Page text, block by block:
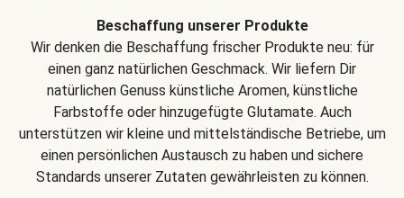
Beschaffung unserer Produkte
Wir denken die Beschaffung frischer Produkte neu: für
einen ganz natürlichen Geschmack. Wir liefern Dir
natürlichen Genuss künstliche Aromen, künstliche
Farbstoffe oder hinzugefügte Glutamate. Auch
unterstützen wir kleine und mittelständische Betriebe, um
einen persönlichen Austausch zu haben und sichere
Standards unserer Zutaten gewährleisten zu können.